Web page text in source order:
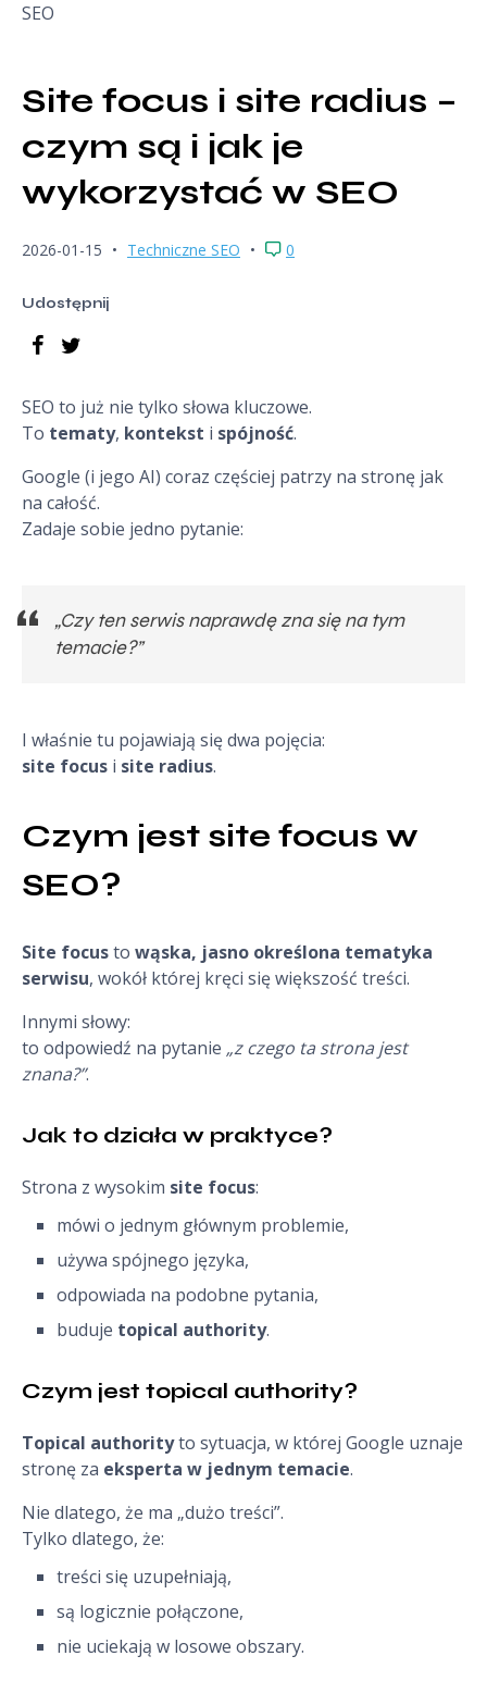
SEO
Site focus i site radius –
czym są i jak je
wykorzystać w SEO
2026-01-15 Techniczne SEO 0
Udostępnij
SEO to już nie tylko słowa kluczowe.
To tematy, kontekst i spójność.
Google (i jego AI) coraz częściej patrzy na stronę jak
na całość.
Zadaje sobie jedno pytanie:
„Czy ten serwis naprawdę zna się na tym
temacie?”
I właśnie tu pojawiają się dwa pojęcia:
site focus i site radius.
Czym jest site focus w
SEO?
Site focusto wąska, jasno określona tematyka
serwisu, wokół której kręci się większość treści.
Innymi słowy:
to odpowiedź na pytanie „z czego ta strona jest
znana?”.
Jak to działa w praktyce?
Strona z wysokim site focus:
mówi o jednym głównym problemie,
używa spójnego języka,
odpowiada na podobne pytania,
buduje topical authority.
Czym jest topical authority?
Topical authorityto sytuacja, w której Google uznaje
stronę za eksperta w jednym temacie.
Nie dlatego, że ma „dużo treści”.
Tylko dlatego, że:
treści się uzupełniają,
są logicznie połączone,
nie uciekają w losowe obszary.